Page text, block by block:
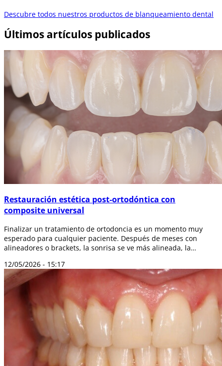
Descubre todos nuestros productos de blanqueamiento dental
Últimos artículos publicados
Restauración estética post-ortodóntica con
composite universal
Finalizar un tratamiento de ortodoncia es un momento muy
esperado para cualquier paciente. Después de meses con
alineadores o brackets, la sonrisa se ve más alineada, la
12/05/2026 - 15:17